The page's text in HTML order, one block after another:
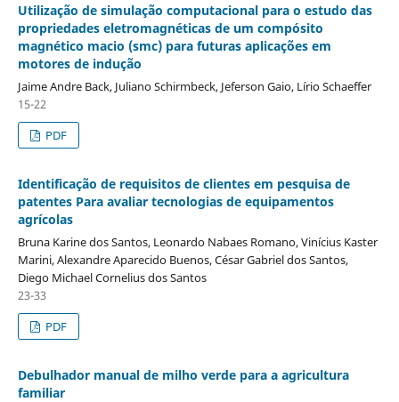
Utilização de simulação computacional para o estudo das
propriedades eletromagnéticas de um compósito
magnético macio (smc) para futuras aplicações em
motores de indução
Jaime Andre Back, Juliano Schirmbeck, Jeferson Gaio, Lírio Schaeffer
15-22
PDF
Identificação de requisitos de clientes em pesquisa de
patentes Para avaliar tecnologias de equipamentos
agrícolas
Bruna Karine dos Santos, Leonardo Nabaes Romano, Vinícius Kaster
Marini, Alexandre Aparecido Buenos, César Gabriel dos Santos,
Diego Michael Cornelius dos Santos
23-33
PDF
Debulhador manual de milho verde para a agricultura
familiar